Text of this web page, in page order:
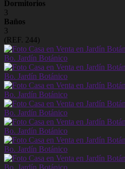
Dormitorios
3
Baños
3
(REF. 244)